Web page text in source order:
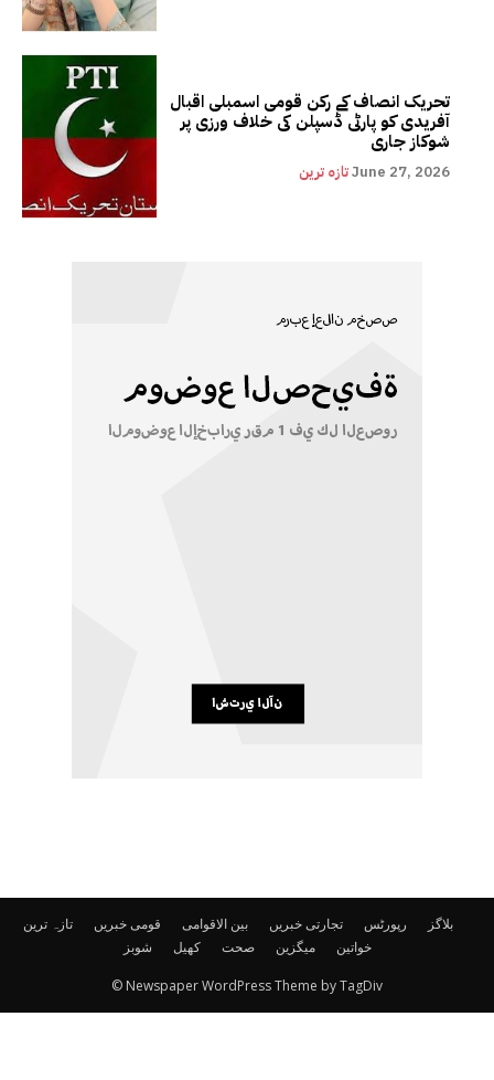
تحریک انصاف کے رکن قومی اسمبلی اقبال
آفریدی کو پارٹی ڈسپلن کی خلاف ورزی پر
شوکاز جاری
تازہ ترینJune 27, 2026
تازہ ترین قومی خبریں بین الاقوامی تجارتی خبریں رپورٹس
بلاگز
شوبز
کھیل صحت میگزین خواتین
© Newspaper WordPress Theme by TagDiv